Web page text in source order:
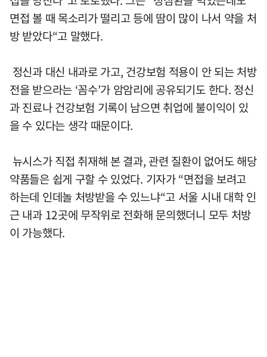
면접 볼 때 목소리가 떨리고 등에 땀이 많이 나서 약을 처
방 받았다“고 말했다.
정신과 대신 내과로 가고, 건강보험 적용이 안 되는 처방
전을 받으라는 ‘꼼수’가 암암리에 공유되기도 한다. 정신
과 진료나 건강보험 기록이 남으면 취업에 불이익이 있
을 수 있다는 생각 때문이다.
뉴시스가 직접 취재해 본 결과, 관련 질환이 없어도 해당
약품들은 쉽게 구할 수 있었다. 기자가 “면접을 보려고
하는데 인데놀 처방받을 수 있느냐“고 서울 시내 대학 인
근 내과 12곳에 무작위로 전화해 문의했더니 모두 처방
이 가능했다.